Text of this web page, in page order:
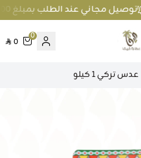
توصيل مجاني عند الطلب بمبلغ 100 ريال واكثر داخل جدة و 200 ريال واكثر برا جدة
متجر عطارة فيفا
0
0
عدس تركي 1 كيلو